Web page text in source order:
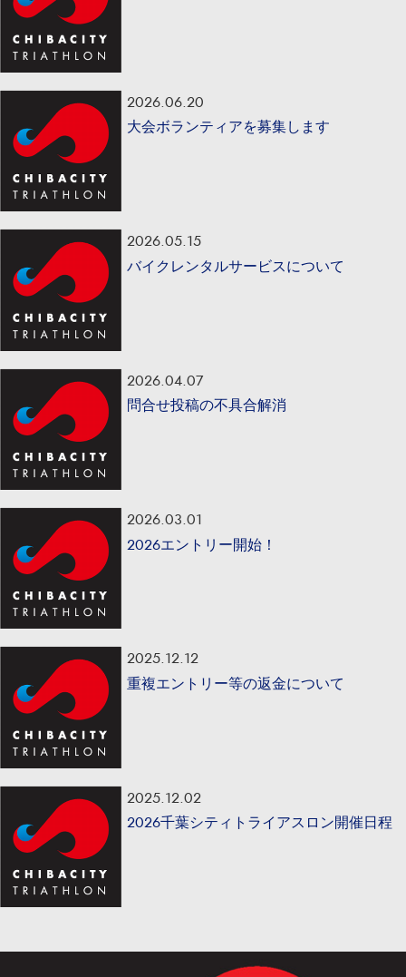
2026.06.20
大会ボランティアを募集します
2026.05.15
バイクレンタルサービスについて
2026.04.07
問合せ投稿の不具合解消
2026.03.01
2026エントリー開始！
2025.12.12
重複エントリー等の返金について
2025.12.02
2026千葉シティトライアスロン開催日程